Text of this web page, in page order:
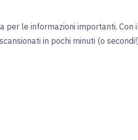
per le informazioni importanti. Con
in pochi minuti (o